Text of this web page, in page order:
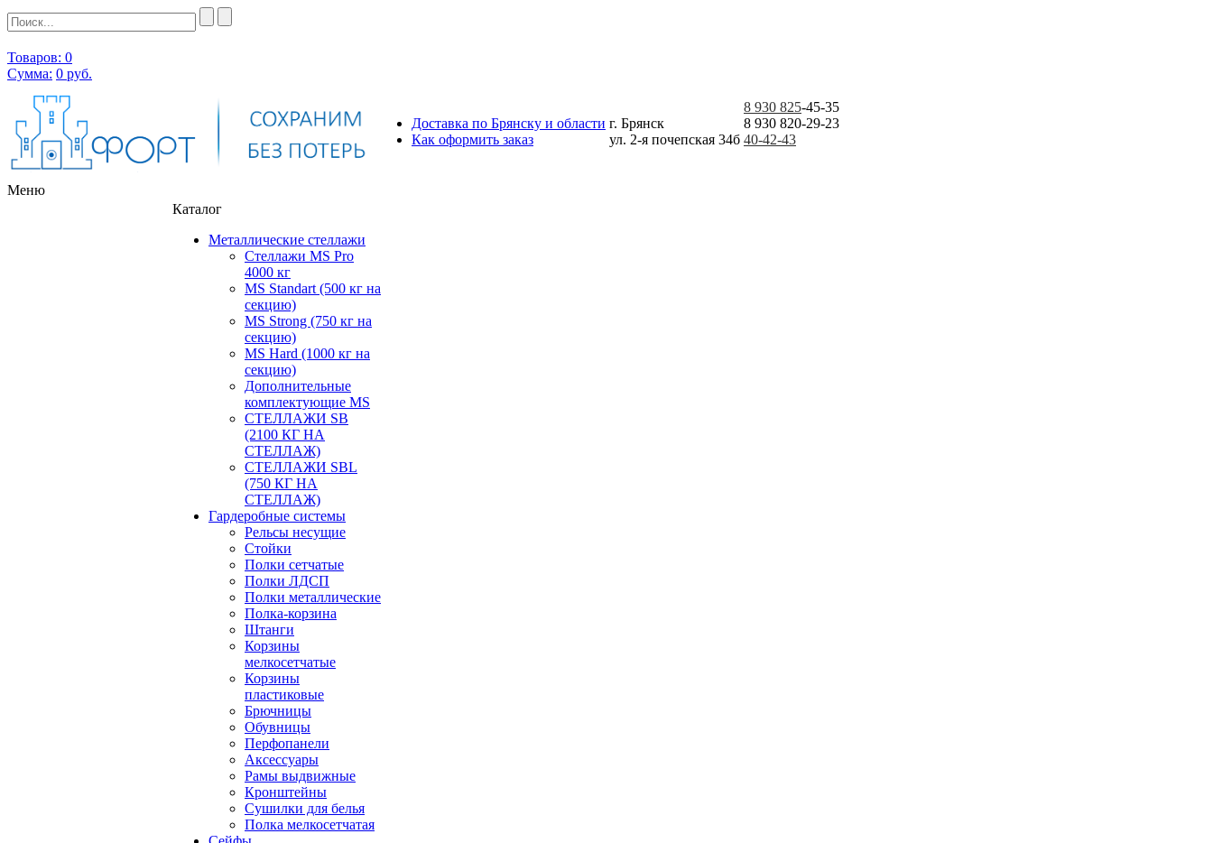
Товаров: 0
Сумма: 0 руб.
Доставка по Брянску и области
Как оформить заказ
г. Брянск
ул. 2-я почепская 34б
8 930 825-45-35
8 930 820-29-23
40-42-43
Меню
Каталог
Металлические стеллажи
Стеллажи MS Pro
4000 кг
MS Standart (500 кг на
секцию)
MS Strong (750 кг на
секцию)
MS Hard (1000 кг на
секцию)
Дополнительные
комплектующие MS
СТЕЛЛАЖИ SB
(2100 КГ НА
СТЕЛЛАЖ)
СТЕЛЛАЖИ SBL
(750 КГ НА
СТЕЛЛАЖ)
Гардеробные системы
Рельсы несущие
Стойки
Полки сетчатые
Полки ЛДСП
Полки металлические
Полка-корзина
Штанги
Корзины
мелкосетчатые
Корзины
пластиковые
Брючницы
Обувницы
Перфопанели
Аксессуары
Рамы выдвижные
Кронштейны
Сушилки для белья
Полка мелкосетчатая